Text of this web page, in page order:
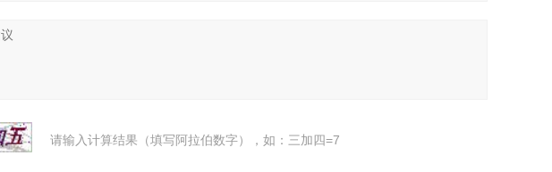
请输入计算结果（填写阿拉伯数字），如：三加四=7